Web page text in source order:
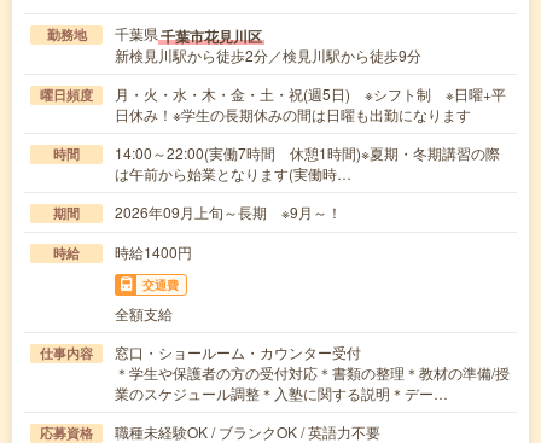
勤務地 千葉県千葉市花見川区
新検見川駅から徒歩2分／検見川駅から徒歩9分
曜日頻度
月・火・水・木・金・土・祝(週5日) ※シフト制 ※日曜+平
日休み！※学生の長期休みの間は日曜も出勤になります
時間
14:00～22:00(実働7時間 休憩1時間)※夏期・冬期講習の際
は午前から始業となります(実働時…
期間 2026年09月上旬～長期 ※9月～！
時給 時給1400円
交通費
全額支給
仕事内容
窓口・ショールーム・カウンター受付
＊学生や保護者の方の受付対応＊書類の整理＊教材の準備/授
業のスケジュール調整＊入塾に関する説明＊デー…
応募資格
職種未経験OK / ブランクOK / 英語力不要